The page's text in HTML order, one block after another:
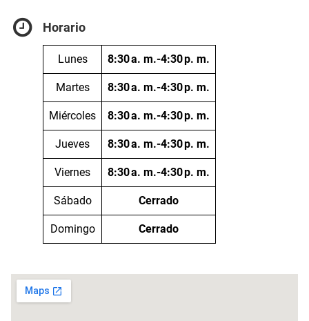
Horario
Lunes 8:30 a. m.-4:30 p. m.
Martes 8:30 a. m.-4:30 p. m.
Miércoles 8:30 a. m.-4:30 p. m.
Jueves 8:30 a. m.-4:30 p. m.
Viernes 8:30 a. m.-4:30 p. m.
Sábado Cerrado
Domingo Cerrado